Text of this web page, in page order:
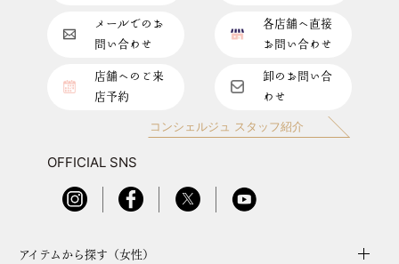
メールでのお
問い合わせ
各店舗へ直接
お問い合わせ
店舗へのご来
店予約
卸のお問い合
わせ
コンシェルジュ スタッフ紹介
OFFICIAL SNS
アイテムから探す（女性）